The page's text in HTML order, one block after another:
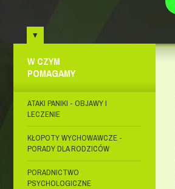
W CZYM
POMAGAMY
ATAKI PANIKI - OBJAWY I
LECZENIE
KŁOPOTY WYCHOWAWCZE -
PORADY DLA RODZICÓW
PORADNICTWO
PSYCHOLOGICZNE